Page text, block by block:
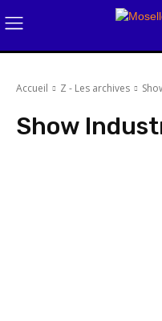
Accueil Z - Les archives
Show